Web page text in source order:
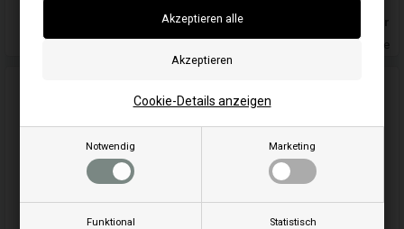
Notwendig Marketing
Funktional Statistisch
Cookie-Details anzeigen
Auf lager
Lieferung 2-4 Wochentage